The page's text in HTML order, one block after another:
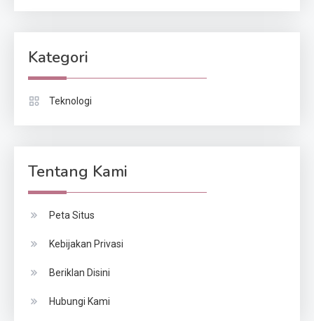
Kategori
Teknologi
Tentang Kami
Peta Situs
Kebijakan Privasi
Beriklan Disini
Hubungi Kami